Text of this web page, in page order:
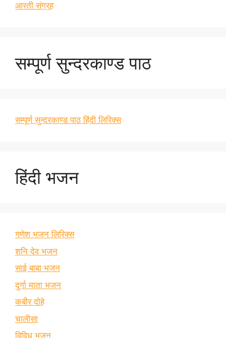
आरती संग्रह
सम्पूर्ण सुन्दरकाण्ड पाठ
सम्पूर्ण सुन्दरकाण्ड पाठ हिंदी लिरिक्स
हिंदी भजन
गणेश भजन लिरिक्स
शनि देव भजन
साई बाबा भजन
दुर्गा माता भजन
कबीर दोहे
चालीसा
विविध भजन